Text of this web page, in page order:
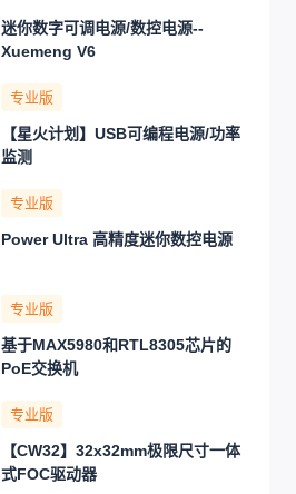
迷你数字可调电源/数控电源--
Xuemeng V6
专业版
【星火计划】USB可编程电源/功率
监测
专业版
Power Ultra 高精度迷你数控电源
专业版
基于MAX5980和RTL8305芯片的
PoE交换机
专业版
【CW32】32x32mm极限尺寸一体
式FOC驱动器